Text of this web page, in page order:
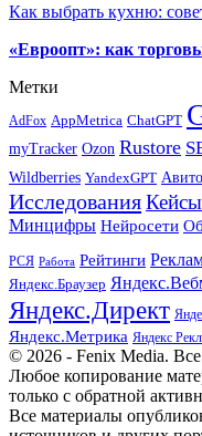
Как выбрать кухню:
«Евроопт»: как
Метки
AdFox AppMetrica ChatGPT
myTracker Ozon Rustore
Wildberries YandexGPT Авито
ИсследованияКейсы
Минцифры Нейросети
РСЯ Работа Рейтинги
Яндекс.Браузер
Яндекс.Директ
Яндекс.Метрика Яндекс
© 2026 - Fenix Media.
Любое копирование
только с обратной
Все материалы